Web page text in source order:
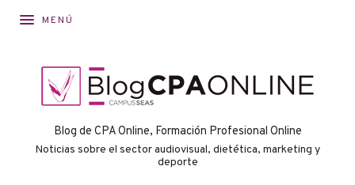
MENÚ
Blog de CPA Online, Formación Profesional Online
Noticias sobre el sector audiovisual, dietética, marketing y
deporte